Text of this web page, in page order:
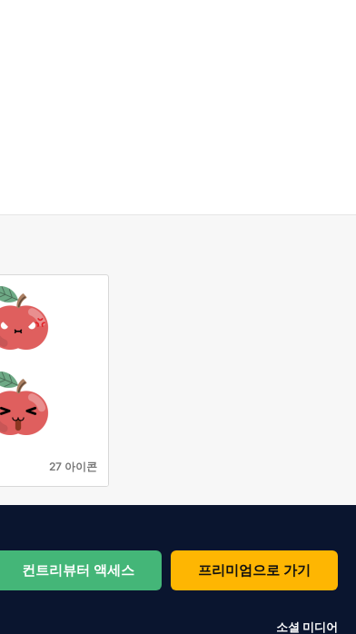
27 아이콘
컨트리뷰터 액세스 프리미엄으로 가기
소셜 미디어